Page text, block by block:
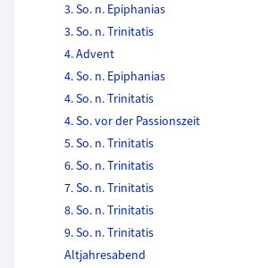
3. So. n. Epiphanias
3. So. n. Trinitatis
4. Advent
4. So. n. Epiphanias
4. So. n. Trinitatis
4. So. vor der Passionszeit
5. So. n. Trinitatis
6. So. n. Trinitatis
7. So. n. Trinitatis
8. So. n. Trinitatis
9. So. n. Trinitatis
Altjahresabend